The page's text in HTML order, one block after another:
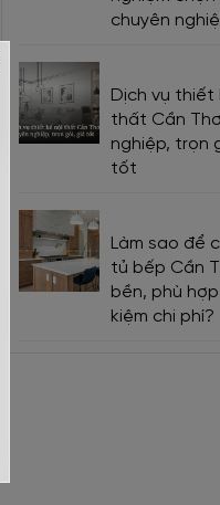
chuyên
Dịch vụ thiết
thất Cần
nghiệp, trọn
tốt
Làm sao để
tủ bếp Cần
bền, phù
kiệm chi phí?